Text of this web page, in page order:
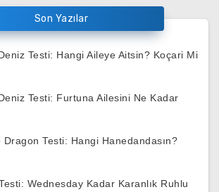
Son Yazılar
Testi: Hangi Aileye Aitsin? Koçari Mi
Testi: Furtuna Ailesini Ne Kadar
Testi: Hangi Hanedandasın?
Wednesday Kadar Karanlık Ruhlu